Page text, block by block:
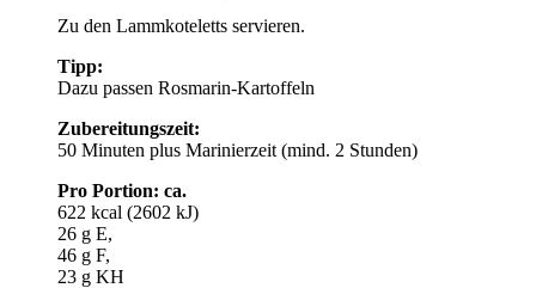
Zu den Lammkoteletts servieren.
Tipp:
Dazu passen Rosmarin-Kartoffeln
Zubereitungszeit:
50 Minuten plus Marinierzeit (mind. 2 Stunden)
Pro Portion: ca.
622 kcal (2602 kJ)
26 g E,
46 g F,
23 g KH